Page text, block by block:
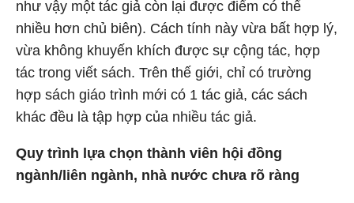
như vậy một tác giả còn lại được điểm có thể
nhiều hơn chủ biên). Cách tính này vừa bất hợp lý,
vừa không khuyến khích được sự cộng tác, hợp
tác trong viết sách. Trên thế giới, chỉ có trường
hợp sách giáo trình mới có 1 tác giả, các sách
khác đều là tập hợp của nhiều tác giả.
Quy trình lựa chọn thành viên hội đồng
ngành/liên ngành, nhà nước chưa rõ ràng